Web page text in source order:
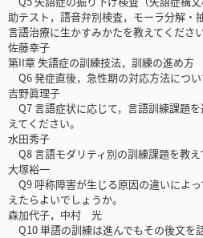
助テスト，語音弁別検査，モーラ分解・
言語治療に生かすみかたを教えてください
佐藤幸子
第II章 失語症の訓練技法，訓練の進め方
Q6 発症直後，急性期の対応方法につい
吉野眞理子
Q7 言語症状に応じて，言語訓練課題
えてください。
水田秀子
Q8 言語モダリティ別の訓練課題を教え
大塚裕一
Q9 呼称障害が生じる原因の違いによ
えたらよいでしょうか。
森加代子，中村 光
Q10 単語の訓練は進んでもその後文を